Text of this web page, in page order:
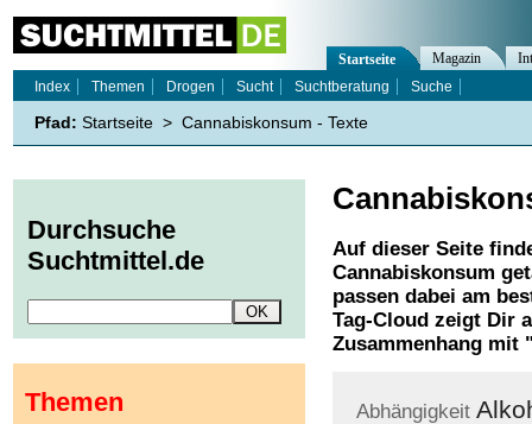
Auf dieser Seite
Cannabiskonsum
passen dabei am
Tag-Cloud zeigt Dir
Zusammenhang mit
Abhängigkeit
Startseite Magazin
Index
Themen Drogen Sucht Suchtberatung Suche
Pfad: Startseite > Cannabiskonsum - Texte
Durchsuche
Suchtmittel.de
Themen